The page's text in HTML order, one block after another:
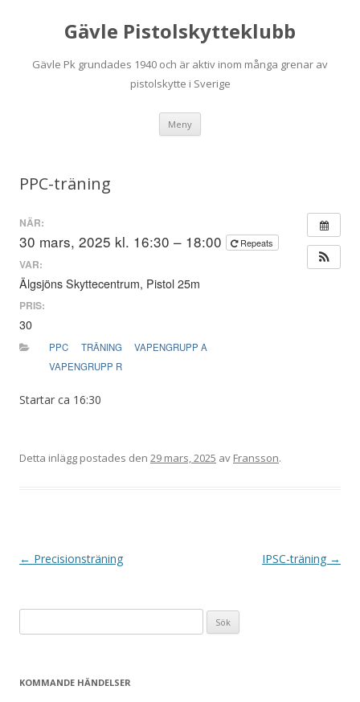
Gävle Pistolskytteklubb
Gävle Pk grundades 1940 och är aktiv inom många grenar av
pistolskytte i Sverige
Meny
PPC-träning
NÄR:
30 mars, 2025 kl. 16:30 – 18:00 Repeats
VAR:
Älgsjöns Skyttecentrum, Pistol 25m
PRIS:
30
PPC TRÄNING
VAPENGRUPP A
VAPENGRUPP R
Startar ca 16:30
Detta inlägg postades den 29 mars, 2025 av Fransson.
I← Precisionsträning IPSC-träning →
efter:
KOMMANDE HÄNDELSER